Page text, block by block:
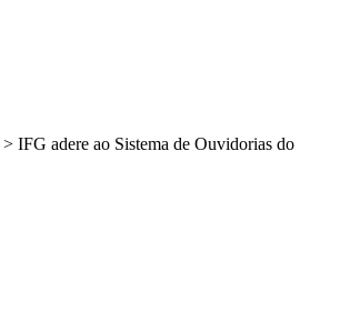
> IFG adere ao Sistema de Ouvidorias do